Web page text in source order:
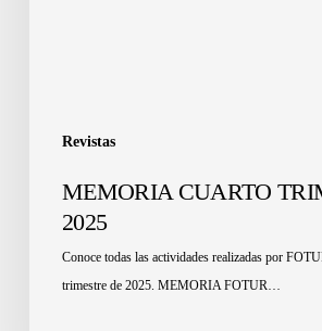
Revistas
MEMORIA CUARTO
2025
Conoce todas las actividades realizadas por
trimestre de 2025. MEMORIA FOTUR…